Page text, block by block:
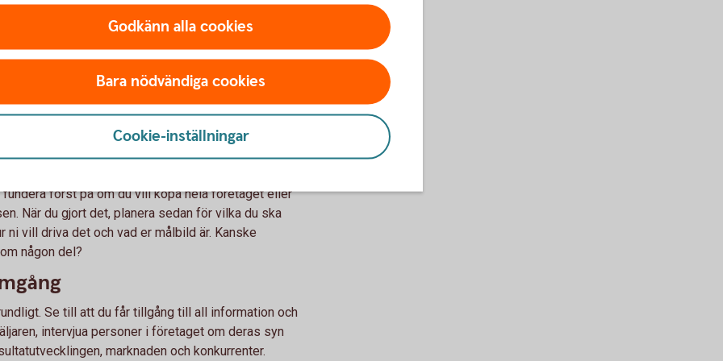
köpa ett aktiebolag:
först på om du vill köpa hela företaget eller
När du gjort det, planera sedan för vilka du ska
vill driva det och vad er målbild är. Kanske
någon del?
Se till att du får tillgång till all information och
intervjua personer i företaget om deras syn
marknaden och konkurrenter.
Godkänn alla cookies
Bara nödvändiga cookies
Cookie-inställningar